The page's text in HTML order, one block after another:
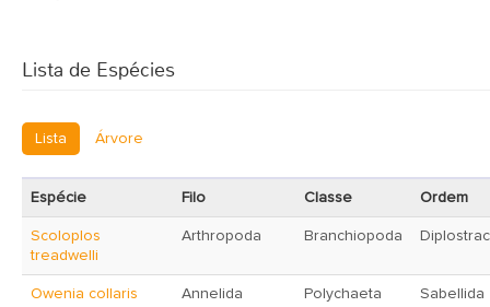
Lista de Espécies
Lista Árvore
Espécie Filo Classe Ordem
Scoloplos
treadwelli
Arthropoda Branchiopoda
Owenia collaris Annelida Polychaeta Sabellida